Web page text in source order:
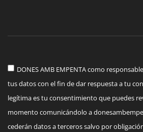
DONES AMB EMPENTA como
tus datos con el fin de dar respuesta a tu
legítima es tu consentimiento que puedes
momento comunicándolo a
cederán datos a terceros salvo por